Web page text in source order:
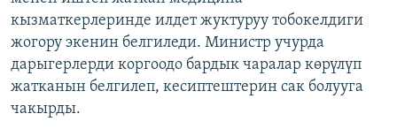
кызматкерлеринде илдет жуктуруу тобокелдиги
жогору экенин белгиледи. Министр учурда
дарыгерлерди коргоодо бардык чаралар көрүлүп
жатканын белгилеп, кесиптештерин сак болууга
чакырды.